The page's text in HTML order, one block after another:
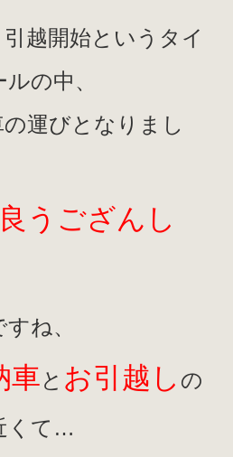
越開始というタイ
の中、
運びとなりまし
うござんし
ね、
車と お引越し の
くて…